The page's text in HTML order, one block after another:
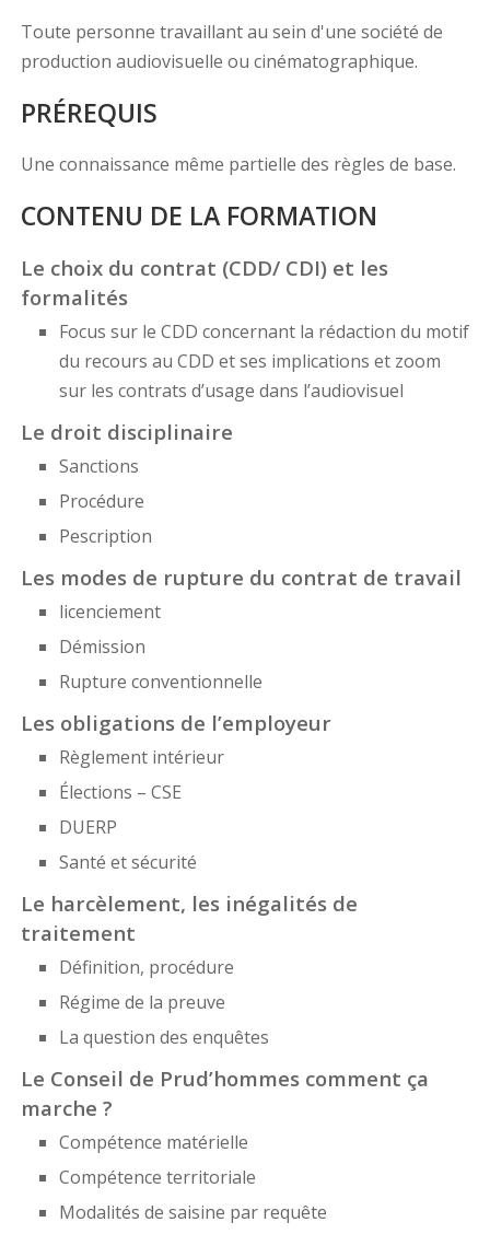
Toute personne travaillant au sein d'une société de
production audiovisuelle ou cinématographique.
PRÉREQUIS
Une connaissance même partielle des règles de base.
CONTENU DE LA FORMATION
Le choix du contrat (CDD/ CDI) et les
formalités
Focus sur le CDD concernant la rédaction du motif
du recours au CDD et ses implications et zoom
sur les contrats d’usage dans l’audiovisuel
Le droit disciplinaire
Sanctions
Procédure
Pescription
Les modes de rupture du contrat de travail
licenciement
Démission
Rupture conventionnelle
Les obligations de l’employeur
Règlement intérieur
Élections – CSE
DUERP
Santé et sécurité
Le harcèlement, les inégalités de
traitement
Définition, procédure
Régime de la preuve
La question des enquêtes
Le Conseil de Prud’hommes comment ça
marche ?
Compétence matérielle
Compétence territoriale
Modalités de saisine par requête